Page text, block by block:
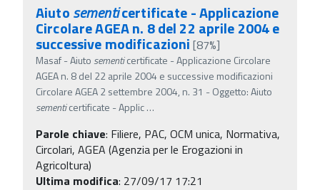
Aiutosementicertificate - Applicazione
Circolare AGEA n. 8 del 22 aprile 2004 e
successive modificazioni [87%]
Masaf - Aiuto sementicertificate - Applicazione Circolare
AGEA n. 8 del 22 aprile 2004 e successive modificazioni
Circolare AGEA 2 settembre 2004, n. 31 - Oggetto: Aiuto
sementicertificate - Applic…
Parole chiave: Filiere, PAC, OCM unica, Normativa,
Circolari, AGEA (Agenzia per le Erogazioni in
Agricoltura)
Ultima modifica: 27/09/17 17:21